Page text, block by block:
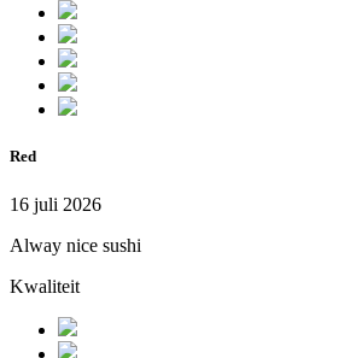
Red
16 juli 2026
Alway nice sushi
Kwaliteit